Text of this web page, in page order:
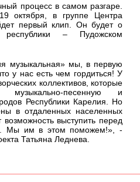
процесс в самом разгаре.
октября, в группе Центра
первый клип. Он будет о
республики – Пудожском
музыкальная» мы, в первую
у нас есть чем гордиться! У
коллективов, которые
музыкально-песенную и
Республики Карелия. Но
в отдаленных населенных
выступить перед
Мы им в этом поможем!», -
Татьяна Леднева.